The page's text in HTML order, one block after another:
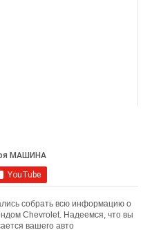
собрать всю информацию о
Chevrolet. Надеемся, что вы
вашего авто